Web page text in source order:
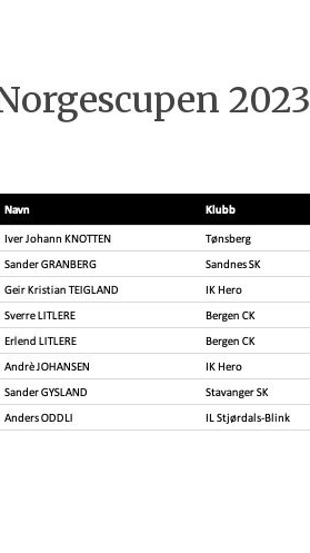
2023